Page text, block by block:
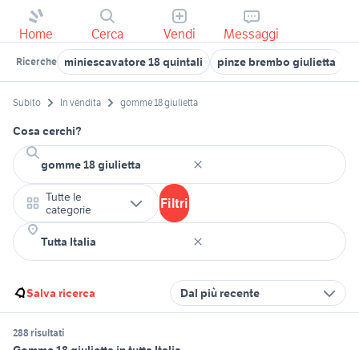
Home Cerca Vendi Messaggi
Ricerche miniescavatore 18 quintali pinze brembo giulietta
Subito In vendita gomme 18 giulietta
Cosa cerchi?
Tutte le
categorie
Filtri
Salva ricerca Dal più recente
288 risultati